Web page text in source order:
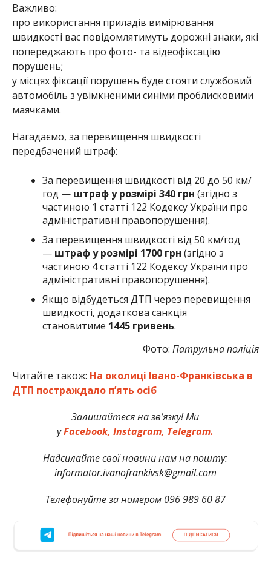
Важливо:
про використання приладів вимірювання
швидкості вас повідомлятимуть дорожні знаки, які
попереджають про фото- та відеофіксацію
порушень;
у місцях фіксації порушень буде стояти службовий
автомобіль з увімкненими синіми проблисковими
маячками.
Нагадаємо, за перевищення швидкості
передбачений штраф:
За перевищення швидкості від 20 до 50 км/
год —штраф у розмірі 340 грн (згідно з
частиною 1 статті 122 Кодексу України про
адміністративні правопорушення).
За перевищення швидкості від 50 км/год
— штраф у розмірі 1700 грн (згідно з
частиною 4 статті 122 Кодексу України про
адміністративні правопорушення).
Якщо відбудеться ДТП через перевищення
швидкості, додаткова санкція
становитиме 1445 гривень.
Фото:Патрульна поліція
Читайте також: На околиці Івано-Франківська в
ДТП постраждало п’ять осіб
Залишайтеся на зв’язку! Ми
уFacebook, Instagram, Telegram.
Надсилайте свої новини нам на пошту:
informator.ivanofrankivsk@gmail.com
Телефонуйте за номером 096 989 60 87